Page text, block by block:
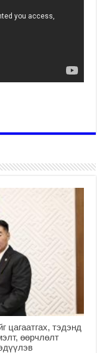
цагаатгах, тэдэнд
өөрчлөлт